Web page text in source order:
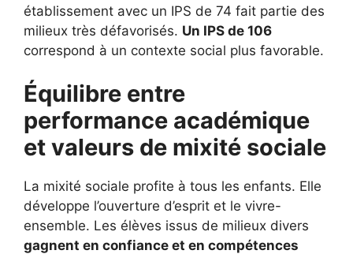
établissement avec un IPS de 74 fait partie des
milieux très défavorisés. Un IPS de 106
correspond à un contexte social plus favorable.
Équilibre entre
performance académique
et valeurs de mixité sociale
La mixité sociale profite à tous les enfants. Elle
développe l’ouverture d’esprit et le vivre-
ensemble. Les élèves issus de milieux divers
gagnent en confiance et en compétences